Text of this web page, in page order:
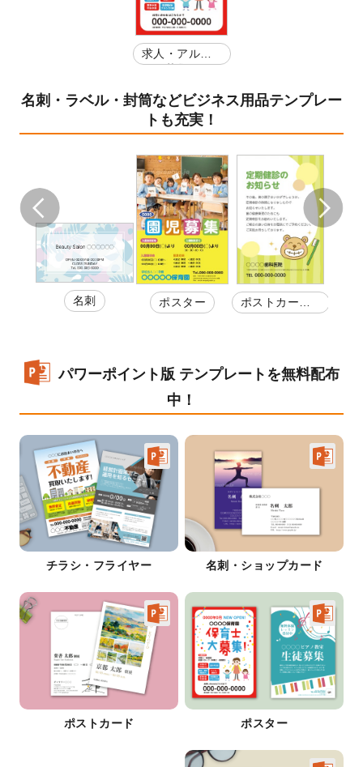
求人・アルバ
イト募集
名刺・ラベル・封筒などビジネス用品テンプレー
トも充実！
名刺 ポスター
ポストカー
ド・はがきDM
パワーポイント版 テンプレートを無料配布
中！
チラシ・フライヤー 名刺・ショップカード
ポストカード ポスター